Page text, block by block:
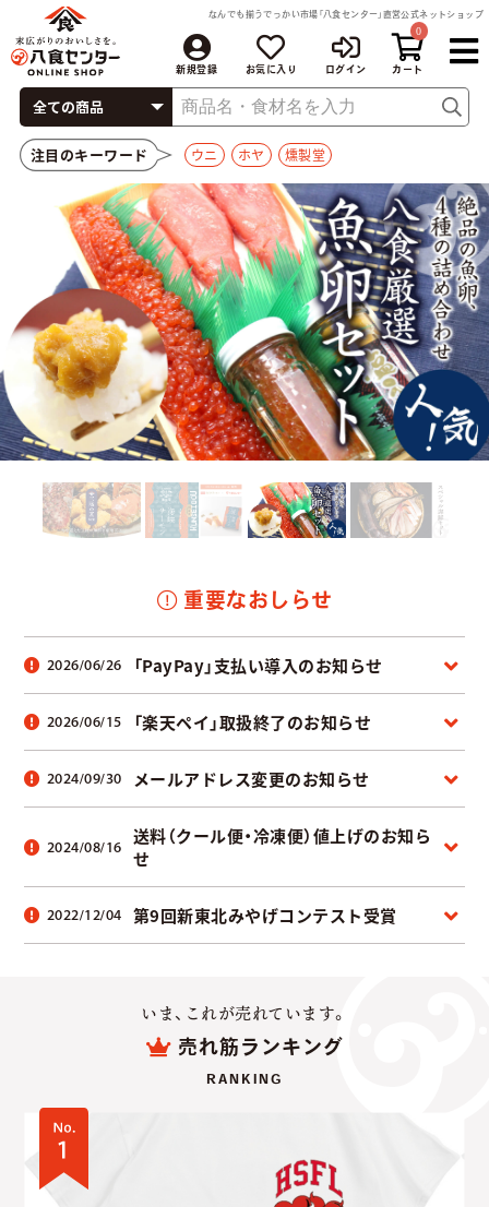
なんでも揃うでっかい市場「八食センター」直営公式ネットショップ
新規登録 お気に入り ログイン
0
注目のキーワード ウニ ホヤ 燻製堂
重要なおしらせ
2026/06/26 「PayPay」支払い導入のお知らせ
2026/06/15 「楽天ペイ」取扱終了のお知らせ
2024/09/30 メールアドレス変更のお知らせ
2024/08/16
送料（クール便・冷凍便）値上げのお知ら
せ
2022/12/04 第9回新東北みやげコンテスト受賞
いま、これが売れています。
売れ筋ランキング
RANKING